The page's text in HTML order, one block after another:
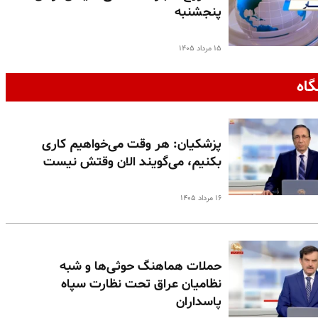
پنجشنبه
۱۵ مرداد ۱۴۰۵
پزشکیان: هر وقت می‌خواهیم کاری
بکنیم، می‌گویند الان وقتش نیست
۱۶ مرداد ۱۴۰۵
حملات هماهنگ حوثی‌ها و شبه
نظامیان عراق تحت نظارت سپاه
پاسداران